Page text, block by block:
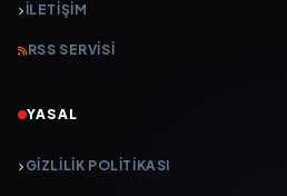
İLETIŞIM
RSS SERVISI
YASAL
GIZLILIK POLITIKASI